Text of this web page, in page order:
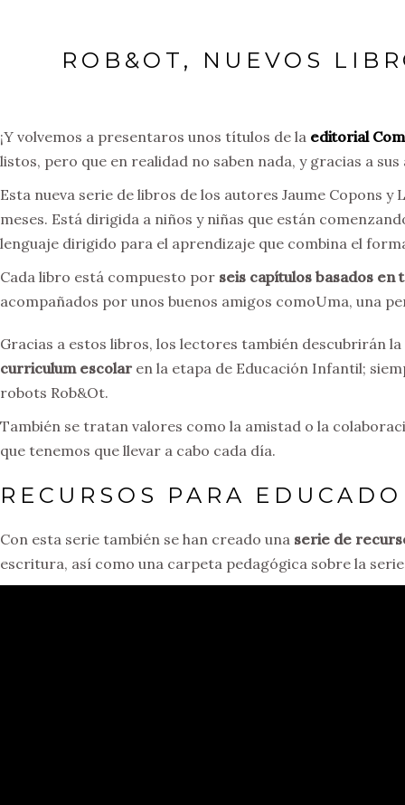
ROB&OT, NUEVOS
¡Y volvemos a presentaros unos títulos de la editorial
listos, pero que en realidad no saben nada, y gracias a
Esta nueva serie de libros de los autores Jaume Copons
meses. Está dirigida a niños y niñas que están
lenguaje dirigido para el aprendizaje que combina el
Cada libro está compuesto por seis capítulos basados en
acompañados por unos buenos amigos comoUma, una
Gracias a estos libros, los lectores también descubrirán
curriculum escolar en la etapa de Educación Infantil;
robots Rob&Ot.
También se tratan valores como la amistad o la
que tenemos que llevar a cabo cada día.
RECURSOS PARA
Con esta serie también se han creado una serie de
escritura, así como una carpeta pedagógica sobre la